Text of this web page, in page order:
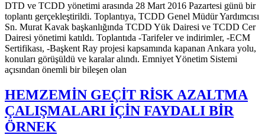
DTD ve TCDD yönetimi arasında 28 Mart 2016 Pazartesi günü bir
toplantı gerçekleştirildi. Toplantıya, TCDD Genel Müdür Yardımcısı
Sn. Murat Kavak başkanlığında TCDD Yük Dairesi ve TCDD Cer
Dairesi yönetimi katıldı. Toplantıda -Tarifeler ve indirimler, -ECM
Sertifikası, -Başkent Ray projesi kapsamında kapanan Ankara yolu,
konuları görüşüldü ve karalar alındı. Emniyet Yönetim Sistemi
açısından önemli bir bileşen olan
HEMZEMİN GEÇİT RİSK AZALTMA
ÇALIŞMALARI İÇİN FAYDALI BİR
ÖRNEK